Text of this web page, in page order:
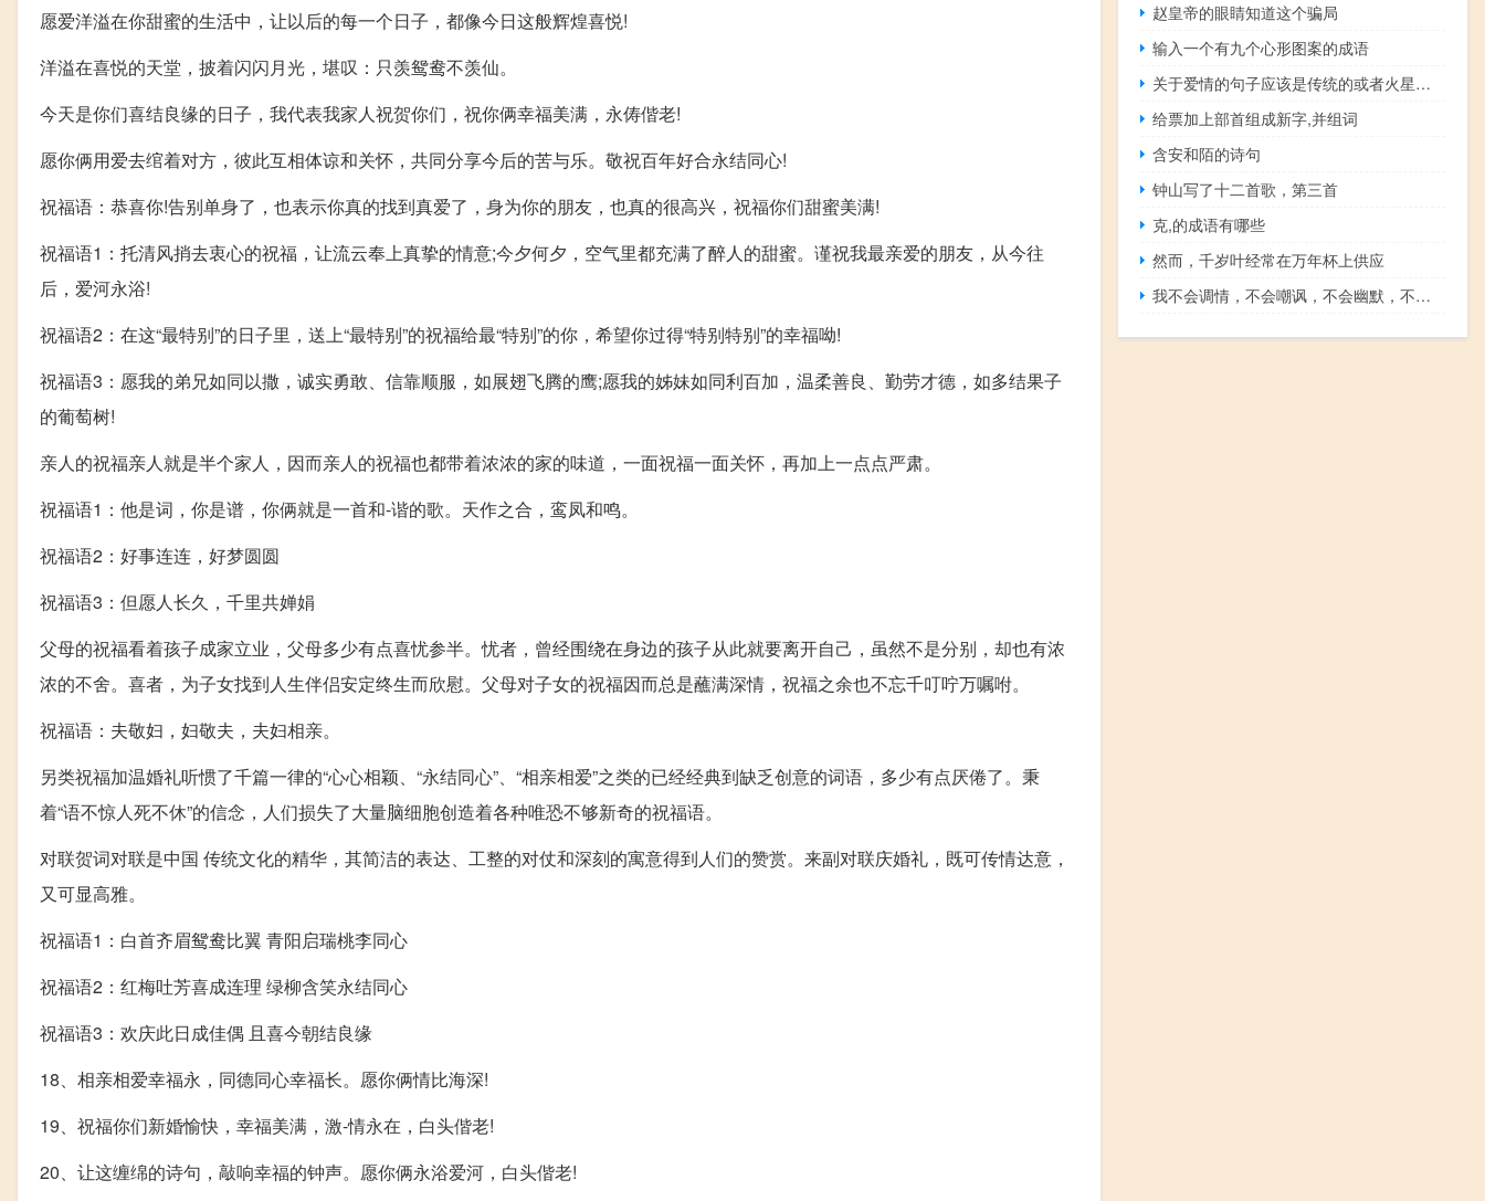
愿爱洋溢在你甜蜜的生活中，让以后的每一个日子，都像今日这般辉煌喜悦!
洋溢在喜悦的天堂，披着闪闪月光，堪叹：只羡鸳鸯不羡仙。
今天是你们喜结良缘的日子，我代表我家人祝贺你们，祝你俩幸福美满，永俦偕老!
愿你俩用爱去绾着对方，彼此互相体谅和关怀，共同分享今后的苦与乐。敬祝百年好合永结同心!
祝福语：恭喜你!告别单身了，也表示你真的找到真爱了，身为你的朋友，也真的很高兴，祝福你们甜蜜美满!
祝福语1：托清风捎去衷心的祝福，让流云奉上真挚的情意;今夕何夕，空气里都充满了醉人的甜蜜。谨祝我最亲爱的朋友，从今往
后，爱河永浴!
祝福语2：在这“最特别”的日子里，送上“最特别”的祝福给最“特别”的你，希望你过得“特别特别”的幸福呦!
祝福语3：愿我的弟兄如同以撒，诚实勇敢、信靠顺服，如展翅飞腾的鹰;愿我的姊妹如同利百加，温柔善良、勤劳才德，如多结果子
的葡萄树!
亲人的祝福亲人就是半个家人，因而亲人的祝福也都带着浓浓的家的味道，一面祝福一面关怀，再加上一点点严肃。
祝福语1：他是词，你是谱，你俩就是一首和-谐的歌。天作之合，鸾凤和鸣。
祝福语2：好事连连，好梦圆圆
祝福语3：但愿人长久，千里共婵娟
父母的祝福看着孩子成家立业，父母多少有点喜忧参半。忧者，曾经围绕在身边的孩子从此就要离开自己，虽然不是分别，却也有浓
浓的不舍。喜者，为子女找到人生伴侣安定终生而欣慰。父母对子女的祝福因而总是蘸满深情，祝福之余也不忘千叮咛万嘱咐。
祝福语：夫敬妇，妇敬夫，夫妇相亲。
另类祝福加温婚礼听惯了千篇一律的“心心相颖、“永结同心”、“相亲相爱”之类的已经经典到缺乏创意的词语，多少有点厌倦了。秉
着“语不惊人死不休”的信念，人们损失了大量脑细胞创造着各种唯恐不够新奇的祝福语。
对联贺词对联是中国 传统文化的精华，其简洁的表达、工整的对仗和深刻的寓意得到人们的赞赏。来副对联庆婚礼，既可传情达意，
又可显高雅。
祝福语1：白首齐眉鸳鸯比翼 青阳启瑞桃李同心
祝福语2：红梅吐芳喜成连理 绿柳含笑永结同心
祝福语3：欢庆此日成佳偶 且喜今朝结良缘
18、相亲相爱幸福永，同德同心幸福长。愿你俩情比海深!
19、祝福你们新婚愉快，幸福美满，激-情永在，白头偕老!
20、让这缠绵的诗句，敲响幸福的钟声。愿你俩永浴爱河，白头偕老!
赵皇帝的眼睛知道这个骗局
输入一个有九个心形图案的成语
关于爱情的句子应该是传统的或者火星人的！！
给票加上部首组成新字,并组词
含安和陌的诗句
钟山写了十二首歌，第三首
克,的成语有哪些
然而，千岁叶经常在万年杯上供应
我不会调情，不会嘲讽，不会幽默，不会机智，说明我找不到对象